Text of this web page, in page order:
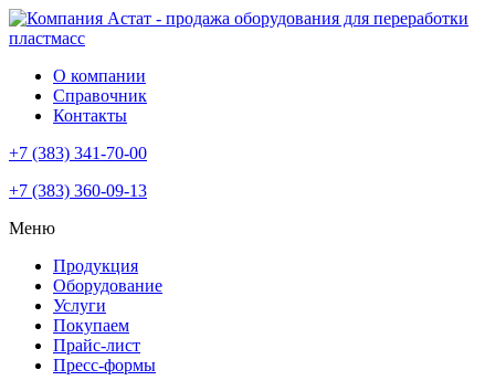
О компании
Справочник
Контакты
+7 (383) 341-70-00
+7 (383) 360-09-13
Меню
Продукция
Оборудование
Услуги
Покупаем
Прайс-лист
Пресс-формы